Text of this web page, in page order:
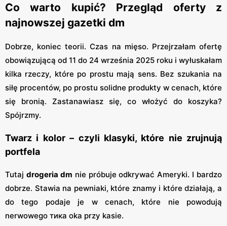
Co warto kupić? Przegląd oferty z
najnowszej gazetki dm
Dobrze, koniec teorii. Czas na mięso. Przejrzałam ofertę
obowiązującą od 11 do 24 września 2025 roku i wyłuskałam
kilka rzeczy, które po prostu mają sens. Bez szukania na
siłę procentów, po prostu solidne produkty w cenach, które
się bronią. Zastanawiasz się, co włożyć do koszyka?
Spójrzmy.
Twarz i kolor – czyli klasyki, które nie zrujnują
portfela
Tutaj drogeria dm nie próbuje odkrywać Ameryki. I bardzo
dobrze. Stawia na pewniaki, które znamy i które działają, a
do tego podaje je w cenach, które nie powodują
nerwowego тика oka przy kasie.